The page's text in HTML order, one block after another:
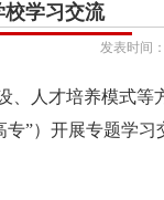
学习交流
发表时间
、人才培养模式等
专”）开展专题学习